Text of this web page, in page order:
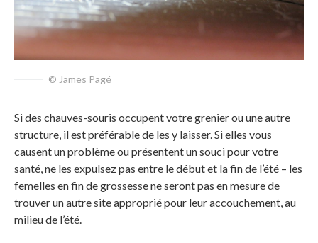
© James Pagé
Si des chauves-souris occupent votre grenier ou une autre
structure, il est préférable de les y laisser. Si elles vous
causent un problème ou présentent un souci pour votre
santé, ne les expulsez pas entre le début et la fin de l’été – les
femelles en fin de grossesse ne seront pas en mesure de
trouver un autre site approprié pour leur accouchement, au
milieu de l’été.